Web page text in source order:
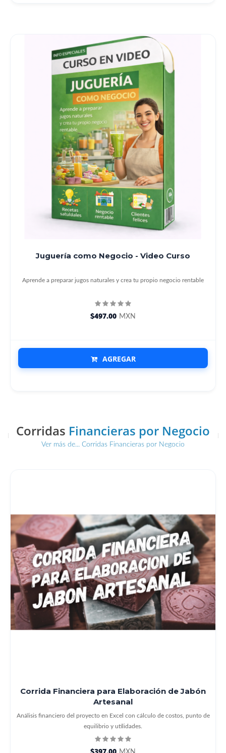
Juguería como Negocio - Video Curso
Aprende a preparar jugos naturales y crea tu propio negocio rentable
$497.00 MXN
AGREGAR
Corridas Financieras por Negocio
Ver más de... Corridas Financieras por Negocio
Corrida Financiera para Elaboración de Jabón
Artesanal
Análisis financiero del proyecto en Excel con cálculo de costos, punto de
equilibrio y utilidades.